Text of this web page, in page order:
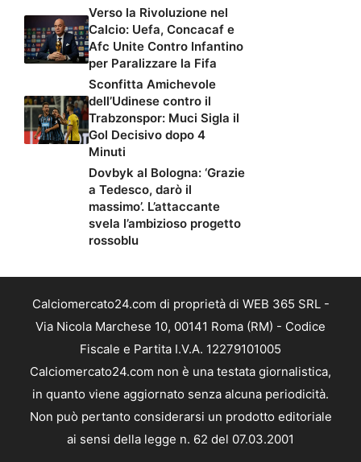
Verso la Rivoluzione nel
Calcio: Uefa, Concacaf e
Afc Unite Contro Infantino
per Paralizzare la Fifa
Sconfitta Amichevole
dell’Udinese contro il
Trabzonspor: Muci Sigla il
Gol Decisivo dopo 4
Minuti
Dovbyk al Bologna: ‘Grazie
a Tedesco, darò il
massimo’. L’attaccante
svela l’ambizioso progetto
rossoblu
Calciomercato24.com di proprietà di WEB 365 SRL -
Via Nicola Marchese 10, 00141 Roma (RM) - Codice
Fiscale e Partita I.V.A. 12279101005
Calciomercato24.com non è una testata giornalistica,
in quanto viene aggiornato senza alcuna periodicità.
Non può pertanto considerarsi un prodotto editoriale
ai sensi della legge n. 62 del 07.03.2001